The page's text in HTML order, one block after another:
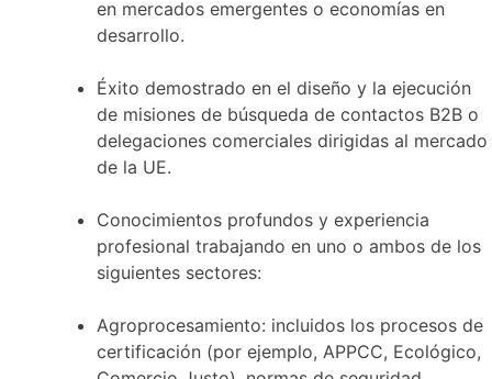
en mercados emergentes o economías en
desarrollo.
Éxito demostrado en el diseño y la ejecución
de misiones de búsqueda de contactos B2B o
delegaciones comerciales dirigidas al mercado
de la UE.
Conocimientos profundos y experiencia
profesional trabajando en uno o ambos de los
siguientes sectores:
Agroprocesamiento: incluidos los procesos de
certificación (por ejemplo, APPCC, Ecológico,